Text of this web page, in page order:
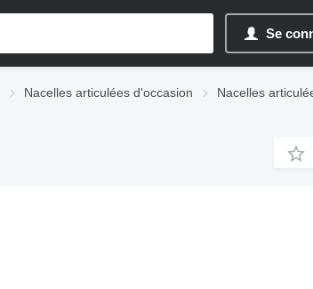
Se
Nacelles articulées d'occasion Nacelles